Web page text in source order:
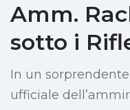
Amm.
sotto i
In un
ufficiale